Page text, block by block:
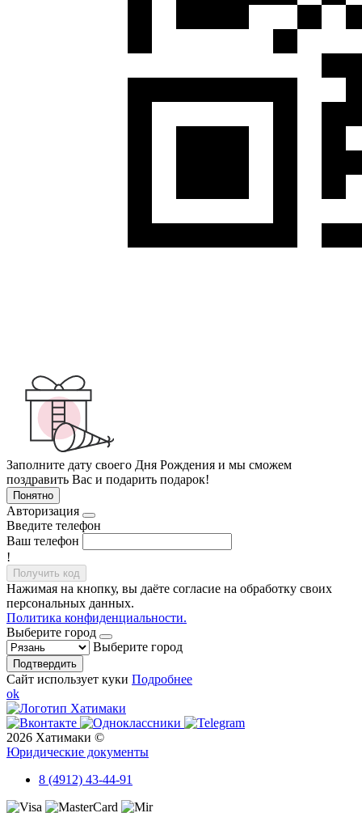
Заполните дату своего Дня Рождения и мы сможем
поздравить Вас и подарить подарок!
Понятно
Авторизация
Введите телефон
Ваш телефон
!
Получить код
Нажимая на кнопку, вы даёте согласие на обработку своих
персональных данных.
Политика конфиденциальности.
Выберите город
Выберите город
Подтвердить
Сайт использует куки Подробнее
ok
2026 Хатимаки ©
Юридические документы
8 (4912) 43-44-91